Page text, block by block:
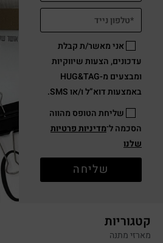
אני מאשר/ת קבלת
עדכונים, הצעות שיווקיות
ומבצעים מ-HUG&TAG
באמצעות דוא”ל ו/או SMS.
שליחת הטופס מהווה
הסכמה ל־מדיניות פרטיות
שלנו
שליחה
קטגוריות
מארזי מתנה